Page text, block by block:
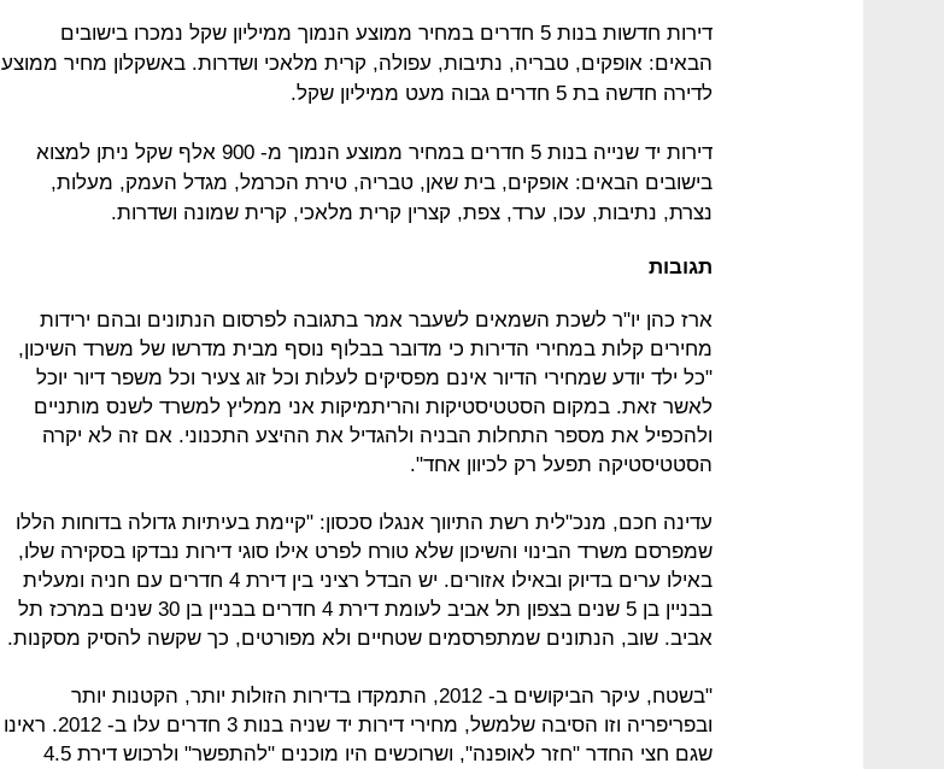
דירות חדשות בנות 5 חדרים במחיר ממוצע הנמוך ממיליון שקל נמכרו בישובים
הבאים: אופקים, טבריה, נתיבות, עפולה, קרית מלאכי ושדרות. באשקלון מחיר ממוצע
לדירה חדשה בת 5 חדרים גבוה מעט ממיליון שקל.
דירות יד שנייה בנות 5 חדרים במחיר ממוצע הנמוך מ- 900 אלף שקל ניתן למצוא
בישובים הבאים: אופקים, בית שאן, טבריה, טירת הכרמל, מגדל העמק, מעלות,
נצרת, נתיבות, עכו, ערד, צפת, קצרין קרית מלאכי, קרית שמונה ושדרות.
תגובות
ארז כהן יו"ר לשכת השמאים לשעבר אמר בתגובה לפרסום הנתונים ובהם ירידות
מחירים קלות במחירי הדירות כי מדובר בבלוף נוסף מבית מדרשו של משרד השיכון,
"כל ילד יודע שמחירי הדיור אינם מפסיקים לעלות וכל זוג צעיר וכל משפר דיור יוכל
לאשר זאת. במקום הסטטיסטיקות והריתמיקות אני ממליץ למשרד לשנס מותניים
ולהכפיל את מספר התחלות הבניה ולהגדיל את ההיצע התכנוני. אם זה לא יקרה
הסטטיסטיקה תפעל רק לכיוון אחד".
עדינה חכם, מנכ"לית רשת התיווך אנגלו סכסון: "קיימת בעיתיות גדולה בדוחות הללו
שמפרסם משרד הבינוי והשיכון שלא טורח לפרט אילו סוגי דירות נבדקו בסקירה שלו,
באילו ערים בדיוק ובאילו אזורים. יש הבדל רציני בין דירת 4 חדרים עם חניה ומעלית
בבניין בן 5 שנים בצפון תל אביב לעומת דירת 4 חדרים בבניין בן 30 שנים במרכז תל
אביב. שוב, הנתונים שמתפרסמים שטחיים ולא מפורטים, כך שקשה להסיק מסקנות.
"בשטח, עיקר הביקושים ב- 2012, התמקדו בדירות הזולות יותר, הקטנות יותר
ובפריפריה וזו הסיבה שלמשל, מחירי דירות יד שניה בנות 3 חדרים עלו ב- 2012. ראינו
שגם חצי החדר "חזר לאופנה", ושרוכשים היו מוכנים "להתפשר" ולרכוש דירת 4.5